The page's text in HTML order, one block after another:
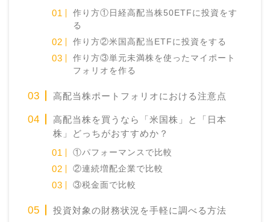
作り方①日経高配当株50ETFに投資をす
る
作り方②米国高配当ETFに投資をする
作り方③単元未満株を使ったマイポート
フォリオを作る
高配当株ポートフォリオにおける注意点
高配当株を買うなら「米国株」と「日本
株」どっちがおすすめか？
①パフォーマンスで比較
②連続増配企業で比較
③税金面で比較
投資対象の財務状況を手軽に調べる方法